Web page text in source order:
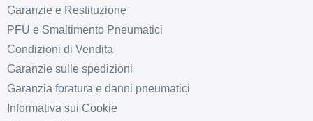
Garanzie e Restituzione
PFU e Smaltimento Pneumatici
Condizioni di Vendita
Garanzie sulle spedizioni
Garanzia foratura e danni pneumatici
Informativa sui Cookie